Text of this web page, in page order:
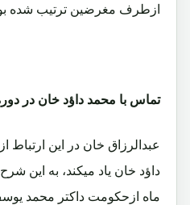
ازطرف مغرضین ترتیب شده
تماس با محمد داؤد خان در
عبدالرزاق خان در این ارتباط
داؤد خان یاد میکند، به این
ماه ازحکومت داکتر محمد